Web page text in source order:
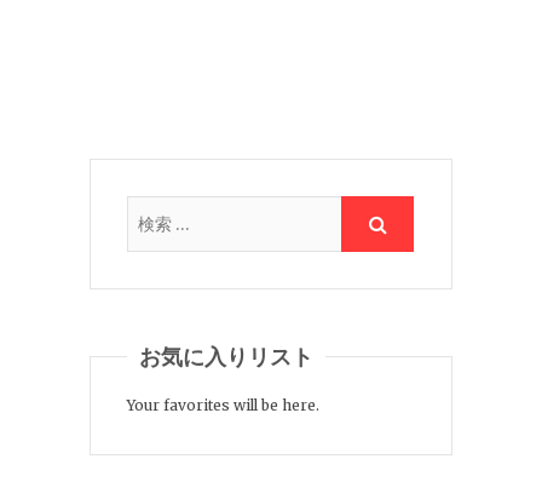
お気に入りリスト
Your favorites will be here.